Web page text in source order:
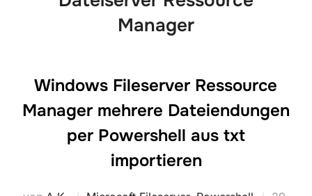
Manager
Windows Fileserver Ressource
Manager mehrere Dateiendungen
per Powershell aus txt
importieren